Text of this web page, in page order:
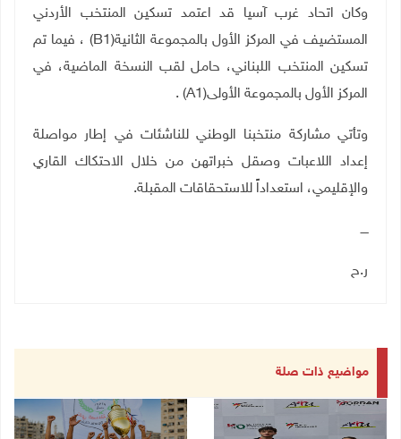
وكان اتحاد غرب آسيا قد اعتمد تسكين المنتخب الأردني
المستضيف في المركز الأول بالمجموعة الثانية(B1) ، فيما تم
تسكين المنتخب اللبناني، حامل لقب النسخة الماضية، في
المركز الأول بالمجموعة الأولى(A1)
.
وتأتي مشاركة منتخبنا الوطني للناشئات في إطار مواصلة
إعداد اللاعبات وصقل خبراتهن من خلال الاحتكاك القاري
والإقليمي، استعداداً للاستحقاقات المقبلة.
ــــ
ر.ح
مواضيع ذات صلة